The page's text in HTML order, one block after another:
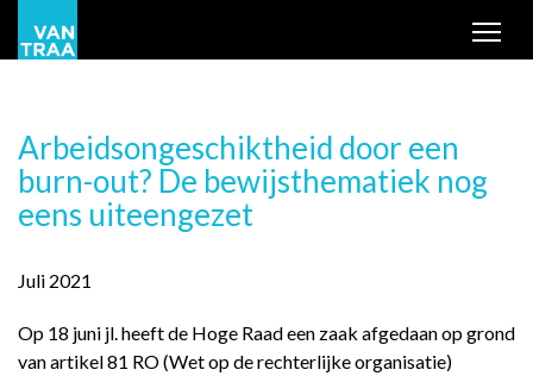
Arbeidsongeschiktheid door een
burn-out? De bewijsthematiek nog
eens uiteengezet
Juli 2021
Op 18 juni jl. heeft de Hoge Raad een zaak afgedaan op grond
van artikel 81 RO (Wet op de rechterlijke organisatie)